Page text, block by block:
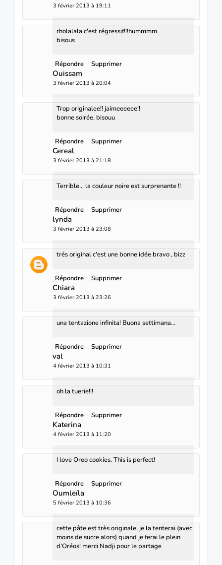
3 février 2013 à 19:11
rholalala c'est régressif!!!hummmm
bisous
Répondre Supprimer
Ouissam
3 février 2013 à 20:04
Trop originalee!! jaimeeeeee!!
bonne soirée, bisouu
Répondre Supprimer
Cereal
3 février 2013 à 21:18
Terrible... la couleur noire est surprenante !!
Répondre Supprimer
lynda
3 février 2013 à 23:08
trés original c'est une bonne idée bravo , bizz
Répondre Supprimer
Chiara
3 février 2013 à 23:26
una tentazione infinita! Buona settimana...
Répondre Supprimer
val
4 février 2013 à 10:31
oh la tuerie!!!
Répondre Supprimer
Katerina
4 février 2013 à 11:20
I love Oreo cookies. This is perfect!
Répondre Supprimer
Oumleïla
5 février 2013 à 10:36
cette pâte est très originale, je la tenterai (avec
moins de sucre alors) quand je ferai le plein
d'Oréos! merci Nadji pour le partage